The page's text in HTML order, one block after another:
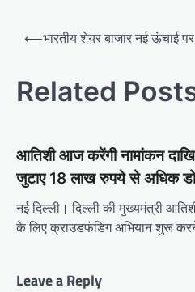
Post
⟵भारतीय शेयर बाजार नई ऊंचाई
Related
आतिशी आज करेंगी नामांकन
जुटाए 18 लाख रुपये से अधिक
नई दिल्ली। दिल्ली की मुख्यमंत्री
के लिए क्राउडफंडिंग अभियान शुरू
Leave a Reply